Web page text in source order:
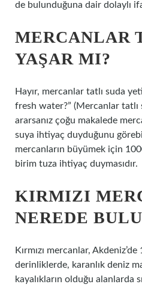
de bulunduğuna dair dolaylı
MERCANLAR
YAŞAR MI?
Hayır, mercanlar tatlı suda
fresh water?” (Mercanlar tatlı
ararsanız çoğu makalede
suya ihtiyaç duyduğunu
mercanların büyümek için
birim tuza ihtiyaç duymasıdır.
KIRMIZI
NEREDE
Kırmızı mercanlar,
derinliklerde, karanlık deniz
kayalıkların olduğu alanlarda